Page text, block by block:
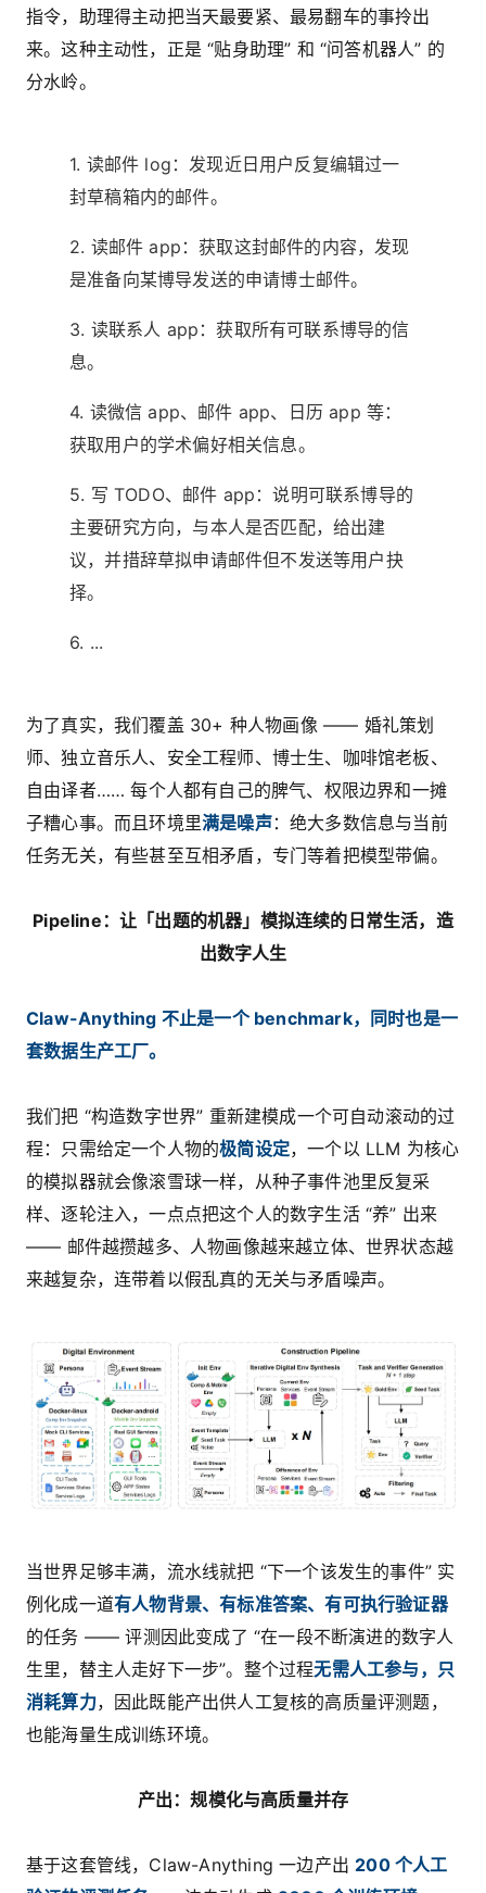
指令，助理得主动把当天最要紧、最易翻车的事拎出
来。这种主动性，正是 “贴身助理” 和 “问答机器人” 的
分水岭。
1. 读邮件 log：发现近日用户反复编辑过一
封草稿箱内的邮件。
2. 读邮件 app：获取这封邮件的内容，发现
是准备向某博导发送的申请博士邮件。
3. 读联系人 app：获取所有可联系博导的信
息。
4. 读微信 app、邮件 app、日历 app 等：
获取用户的学术偏好相关信息。
5. 写 TODO、邮件 app：说明可联系博导的
主要研究方向，与本人是否匹配，给出建
议，并措辞草拟申请邮件但不发送等用户抉
择。
6. ...
为了真实，我们覆盖 30+ 种人物画像 —— 婚礼策划
师、独立音乐人、安全工程师、博士生、咖啡馆老板、
自由译者…… 每个人都有自己的脾气、权限边界和一摊
子糟心事。而且环境里满是噪声：绝大多数信息与当前
任务无关，有些甚至互相矛盾，专门等着把模型带偏。
Pipeline：让「出题的机器」模拟连续的日常生活，造
出数字人生
Claw-Anything 不止是一个 benchmark，同时也是一
套数据生产工厂。
我们把 “构造数字世界” 重新建模成一个可自动滚动的过
程：只需给定一个人物的极简设定，一个以 LLM 为核心
的模拟器就会像滚雪球一样，从种子事件池里反复采
样、逐轮注入，一点点把这个人的数字生活 “养” 出来
—— 邮件越攒越多、人物画像越来越立体、世界状态越
来越复杂，连带着以假乱真的无关与矛盾噪声。
当世界足够丰满，流水线就把 “下一个该发生的事件” 实
例化成一道有人物背景、有标准答案、有可执行验证器
的任务 —— 评测因此变成了 “在一段不断演进的数字人
生里，替主人走好下一步”。整个过程无需人工参与，只
消耗算力，因此既能产出供人工复核的高质量评测题，
也能海量生成训练环境。
产出：规模化与高质量并存
基于这套管线，Claw-Anything 一边产出 200 个人工